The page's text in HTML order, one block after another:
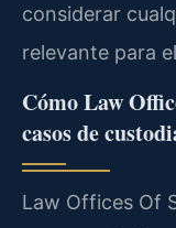
considerar
relevante para
Cómo Law
casos de
Law Offices Of